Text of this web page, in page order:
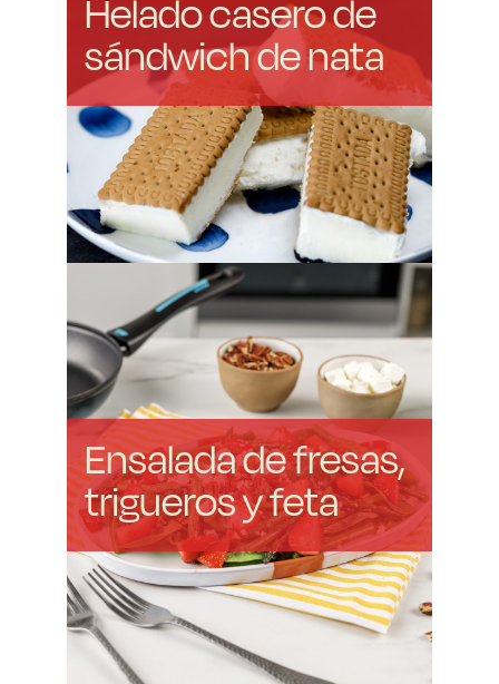
Helado casero de
sándwich de nata
Ensalada de fresas,
trigueros y feta